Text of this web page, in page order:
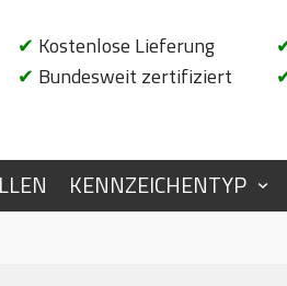
✔ Kostenlose Lieferung
✔ Bundesweit zertifiziert
KENNZEICHENTYP